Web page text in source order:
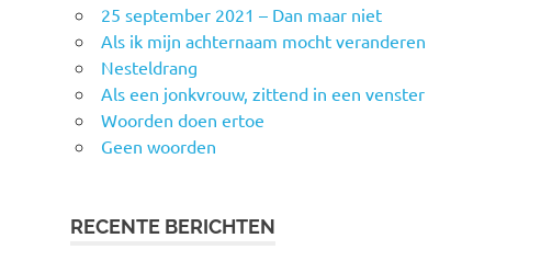
25 september 2021 – Dan maar niet
Als ik mijn achternaam mocht veranderen
Nesteldrang
Als een jonkvrouw, zittend in een venster
Woorden doen ertoe
Geen woorden
RECENTE BERICHTEN